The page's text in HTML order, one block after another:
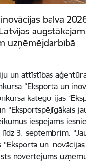
balva
uzņēmējdarbībā
un attīstības
“Eksporta un
kategorijās
“Eksportspējīgākais
iespējams
3. septembrim.
un
novērtējums